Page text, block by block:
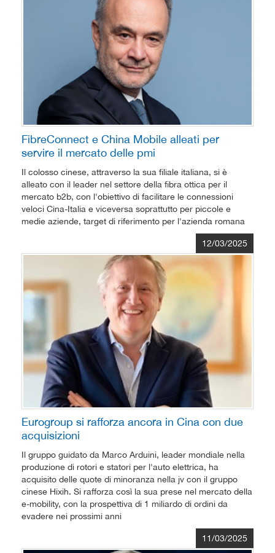
FibreConnect e China Mobile alleati per
servire il mercato delle pmi
Il colosso cinese, attraverso la sua filiale italiana, si è
alleato con il leader nel settore della fibra ottica per il
mercato b2b, con l'obiettivo di facilitare le connessioni
veloci Cina-Italia e viceversa soprattutto per piccole e
medie aziende, target di riferimento per l'azienda romana
12/03/2025
Eurogroup si rafforza ancora in Cina con due
acquisizioni
Il gruppo guidato da Marco Arduini, leader mondiale nella
produzione di rotori e statori per l'auto elettrica, ha
acquisito delle quote di minoranza nella jv con il gruppo
cinese Hixih. Si rafforza così la sua prese nel mercato della
e-mobility, con la prospettiva di 1 miliardo di ordini da
evadere nei prossimi anni
11/03/2025